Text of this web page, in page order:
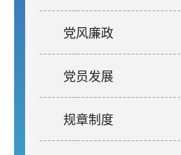
党风廉政
党员发展
规章制度